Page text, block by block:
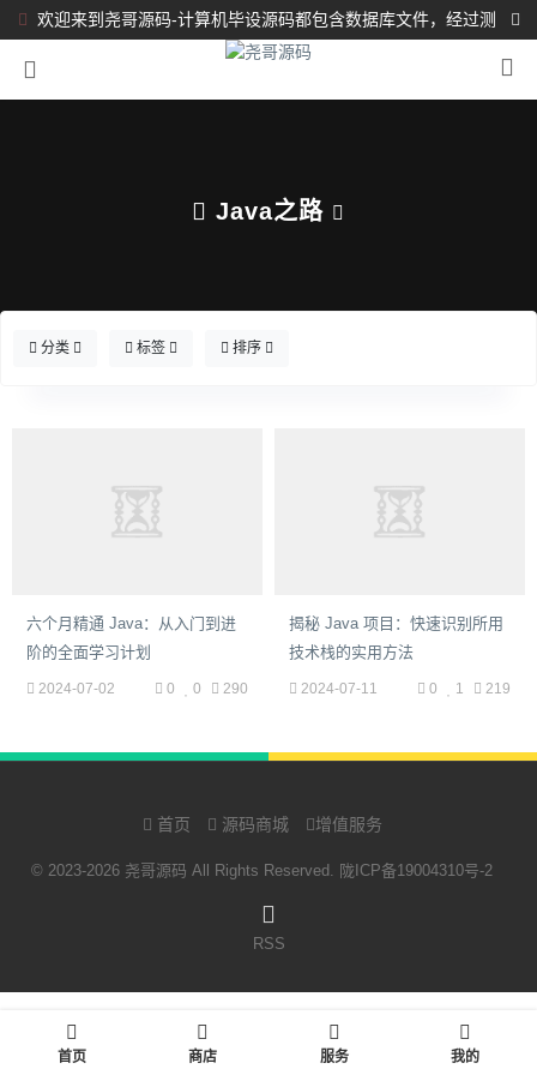
欢迎来到尧哥源码-计算机毕设源码都包含数据库文件，经过测
试都完整可运行！！！
Java之路
分类 标签 排序
六个月精通 Java：从入门到进
阶的全面学习计划
2024-07-02 290
0
0
揭秘 Java 项目：快速识别所用
技术栈的实用方法
2024-07-11 219
1
0
首页 源码商城 增值服务
© 2023-2026 尧哥源码 All Rights Reserved. 陇ICP备19004310号-2
RSS
首页 商店 服务 我的